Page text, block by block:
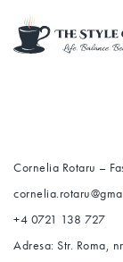
Cornelia Rotaru –
+4 0721 138 727
Adresa: Str. Roma,